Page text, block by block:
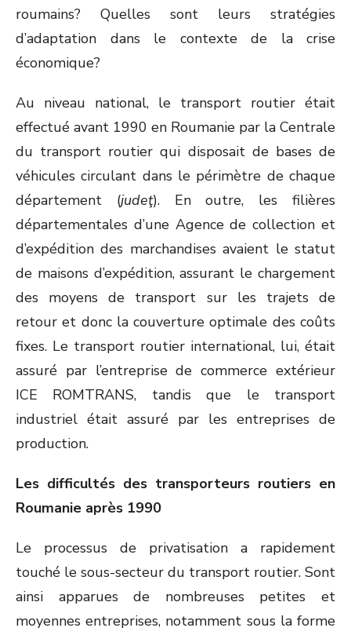
roumains? Quelles sont leurs stratégies
d’adaptation dans le contexte de la crise
économique?
Au niveau national, le transport routier était
effectué avant 1990 en Roumanie par la Centrale
du transport routier qui disposait de bases de
véhicules circulant dans le périmètre de chaque
département (judeţ). En outre, les filières
départementales d’une Agence de collection et
d’expédition des marchandises avaient le statut
de maisons d’expédition, assurant le chargement
des moyens de transport sur les trajets de
retour et donc la couverture optimale des coûts
fixes. Le transport routier international, lui, était
assuré par l’entreprise de commerce extérieur
ICE ROMTRANS, tandis que le transport
industriel était assuré par les entreprises de
production.
Les difficultés des transporteurs routiers en
Roumanie après 1990
Le processus de privatisation a rapidement
touché le sous-secteur du transport routier. Sont
ainsi apparues de nombreuses petites et
moyennes entreprises, notamment sous la forme